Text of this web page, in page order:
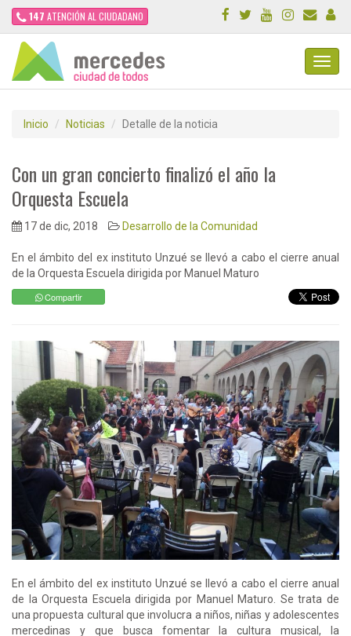
147 ATENCIÓN AL CIUDADANO
Inicio Noticias Detalle de la noticia
Con un gran concierto finalizó el año la
Orquesta Escuela
17 de dic, 2018 Desarrollo de la Comunidad
En el ámbito del ex instituto Unzué se llevó a cabo el cierre anual
de la Orquesta Escuela dirigida por Manuel Maturo
Compartir
En el ámbito del ex instituto Unzué se llevó a cabo el cierre anual
de la Orquesta Escuela dirigida por Manuel Maturo. Se trata de
una propuesta cultural que involucra a niños, niñas y adolescentes
mercedinas y que busca fomentar la cultura musical, la